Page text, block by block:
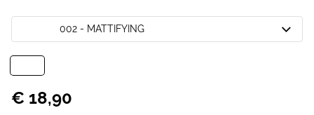
002 - MATTIFYING
€ 18,90